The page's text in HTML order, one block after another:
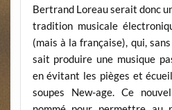
Bertrand Loreau serait donc
tradition musicale
(mais à la française), qui,
sait produire une musique
en évitant les pièges et
soupes New-age. Ce